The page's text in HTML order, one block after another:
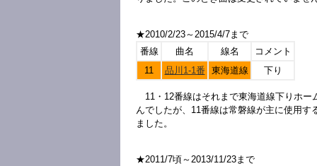
★2010/2/23～2015/4/7まで
番線
曲名 線名
コメント
11
品川1-1番 東海道線 下り
11・12番線はそれまで東海道線下りホ
んでしたが、11番線は常磐線が主に使用
ました。
★2011/7頃～2013/11/23まで